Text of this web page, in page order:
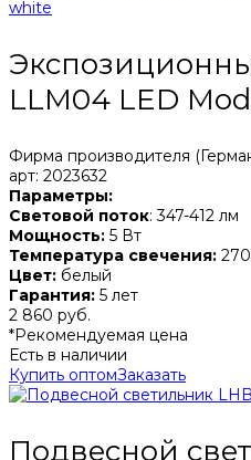
LLM04 LED
Фирма производителя
арт: 2023632
Параметры:
Световой поток: 347-412 лм
Мощность: 5 Вт
Температура свечения:
Цвет: белый
Гарантия: 5 лет
2 860 руб.
*Рекомендуемая цена
Есть в наличии
Купить оптомЗаказать
Подвесной